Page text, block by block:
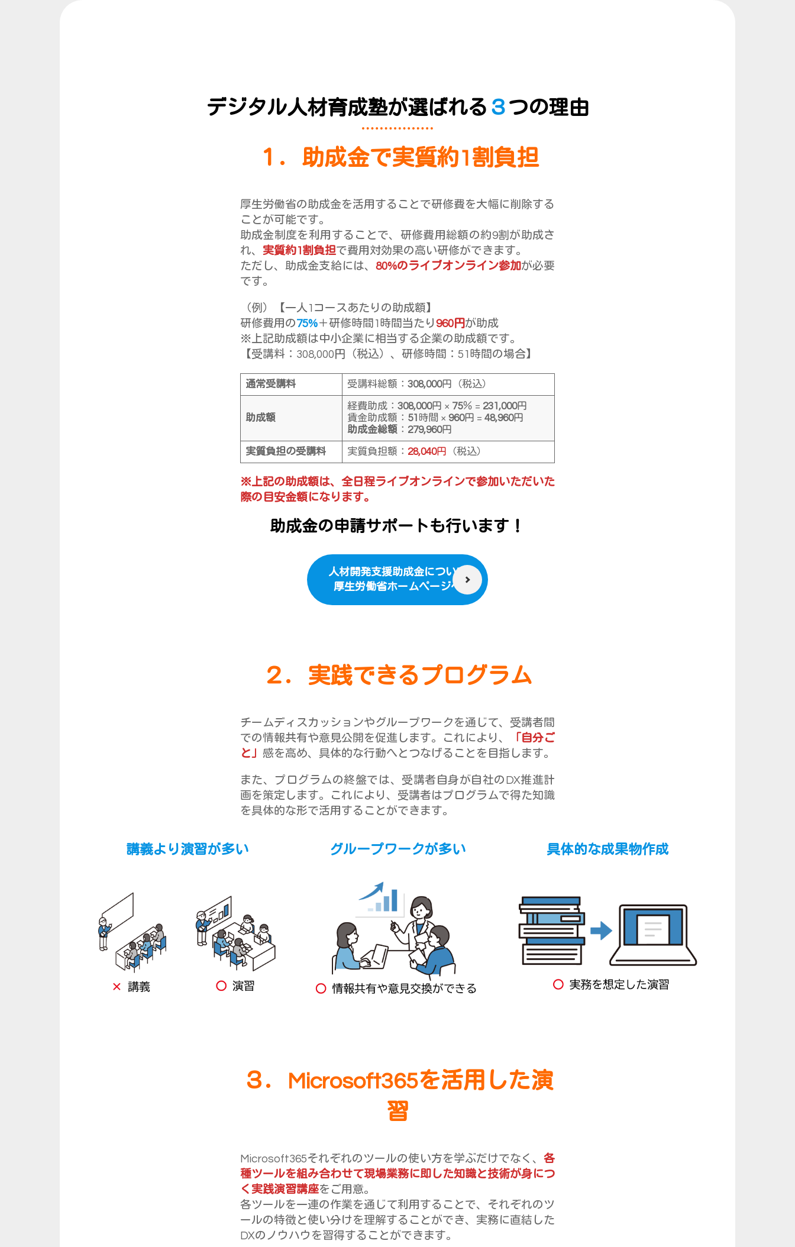
デジタル人材育成塾が選ばれる ３ つの理由
１．助成金で実質約1割負担
厚生労働省の助成金を活用することで研修費を大幅に削除する
ことが可能です。
助成金制度を利用することで、研修費用総額の約9割が助成さ
れ、 実質約1割負担で費用対効果の高い研修ができます。
ただし、助成金支給には、 80%のライブオンライン参加が必要
です。
（例）【一人1コースあたりの助成額】
研修費用の75%＋研修時間1時間当たり 960円 が助成
※上記助成額は中小企業に相当する企業の助成額です。
【受講料：308,000円（税込）、研修時間：51時間の場合】
通常受講料 受講料総額：308,000円（税込）
助成額
経費助成：308,000円 × 75％ = 231,000円
賃金助成額： 51 時間 ×960円 =48,960円
助成金総額 ： 279,960円
実質負担の受講料 実質負担額： 28,040円 （税込）
※上記の助成額は、全日程ライブオンラインで参加いただいた
際の目安金額になります。
助成金の申請サポートも行います！
人材開発支援助成金について
厚生労働省ホームページへ
２．実践できるプログラム
チームディスカッションやグループワークを通じて、受講者間
での情報共有や意見公開を促進します。これにより、
「自分ご
と」 感を高め、具体的な行動へとつなげることを目指します。
また、プログラムの終盤では、受講者自身が自社のDX推進計
画を策定します。これにより、受講者はプログラムで得た知識
を具体的な形で活用することができます。
講義より演習が多い グループワークが多い 具体的な成果物作成
３．Microsoft365を活用した演
習
Microsoft365それぞれのツールの使い方を学ぶだけでなく、各
種ツールを組み合わせて現場業務に即した知識と技術が身につ
く実践演習講座をご用意。
各ツールを一連の作業を通じて利用することで、それぞれのツ
ールの特徴と使い分けを理解することができ、実務に直結した
DXのノウハウを習得することができます。